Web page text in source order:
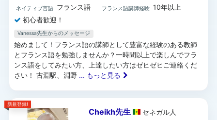
ネイティブ言語 フランス語 フランス語講師経験 10年以上
初心者歓迎！
Vanessa先生からのメッセージ
始めまして！フランス語の講師として豊富な経験のある教師
とフランス語を勉強しませんか？一時間以上で楽しんでフラ
ンス語をしてみたい方、上達したい方はゼヒゼヒご連絡くだ
さい！ 古淵駅、淵野 ... もっと見る
新規登録!
Cheikh先生 セネガル人